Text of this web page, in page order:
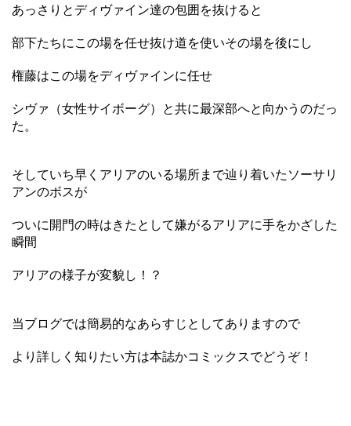
あっさりとディヴァイン達の包囲を抜けると
部下たちにこの場を任せ抜け道を使いその場を後にし
権藤はこの場をディヴァインに任せ
シヴァ（女性サイボーグ）と共に最深部へと向かうのだっ
た。
そしていち早くアリアのいる場所まで辿り着いたソーサリ
アンのボスが
ついに開門の時はきたとして嫌がるアリアに手をかざした
瞬間
アリアの様子が変貌し！？
当ブログでは簡易的なあらすじとしてありますので
より詳しく知りたい方は本誌かコミックスでどうぞ！